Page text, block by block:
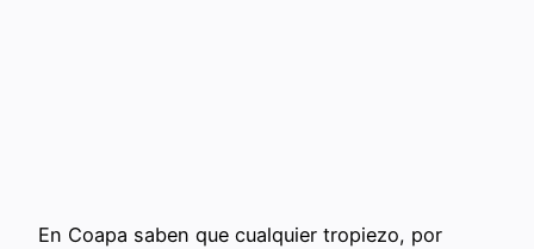
En Coapa saben que cualquier tropiezo, por